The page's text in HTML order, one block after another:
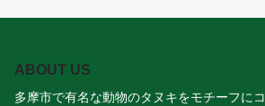
ABOUT US
多摩市で有名な動物のタヌキをモチーフに